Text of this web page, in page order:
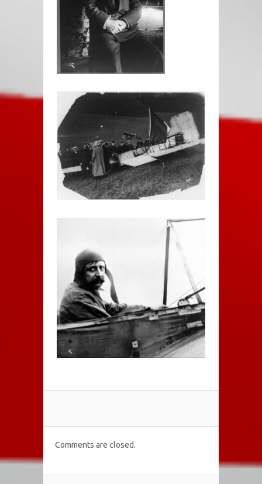
Comments are closed.